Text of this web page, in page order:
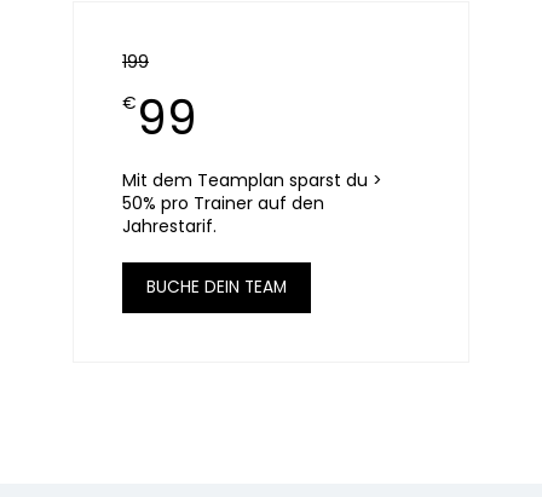
199
€ 99
Mit dem Teamplan sparst du >
50% pro Trainer auf den
Jahrestarif.
BUCHE DEIN TEAM